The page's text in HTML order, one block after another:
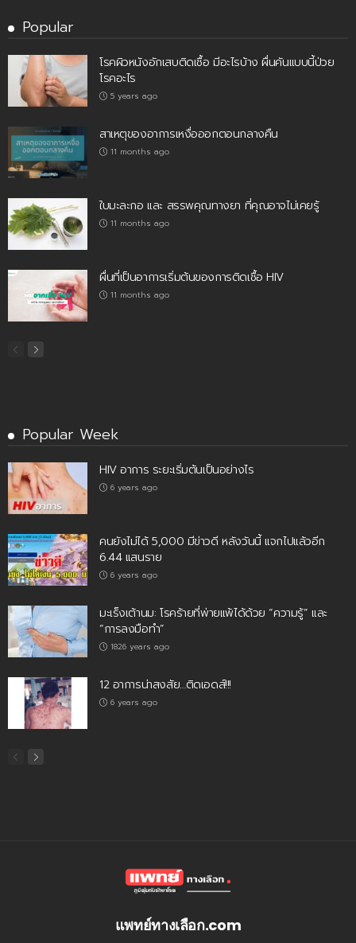
Popular
โรคผิวหนังอักเสบติดเชื้อ มีอะไรบ้าง ผื่นคันแบบนี้ป่วย
โรคอะไร
5 years ago
สาเหตุของอาการเหงื่อออกตอนกลางคืน
11 months ago
ใบมะละกอ และ สรรพคุณทางยา ที่คุณอาจไม่เคยรู้
11 months ago
ผื่นที่เป็นอาการเริ่มต้นของการติดเชื้อ HIV
11 months ago
Popular Week
HIV อาการ ระยะเริ่มต้นเป็นอย่างไร
6 years ago
คนยังไม่ได้ 5,000 มีข่าวดี หลังวันนี้ แจกไปแล้วอีก
6.44 แสนราย
6 years ago
มะเร็งเต้านม: โรคร้ายที่พ่ายแพ้ได้ด้วย “ความรู้” และ
“การลงมือทำ”
1826 years ago
12 อาการน่าสงสัย…ติดเอดส์!!!
6 years ago
แพทย์ทางเลือก.com